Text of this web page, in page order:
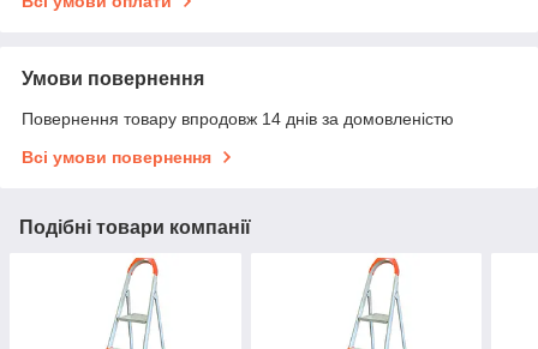
Умови повернення
Повернення товару впродовж 14 днів за домовленістю
Всі умови повернення
Подібні товари компанії